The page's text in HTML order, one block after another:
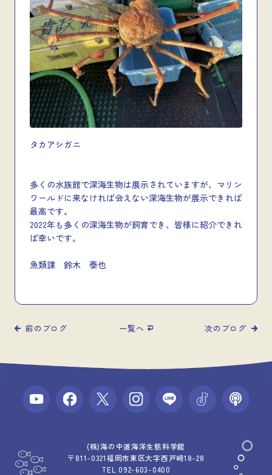
タカアシガニ
多くの水族館で深海生物は展示されていますが、マリン
ワールドに来なければ会えない深海生物が展示できれば
最高です。
2022年も多くの深海生物が飼育でき、皆様に紹介できれ
ば幸いです。
魚類課 鈴木 泰也
前のブログ 一覧へ 次のブログ
(株)海の中道海洋生態科学館
〒811-0321福岡市東区大字西戸崎18-28
TEL 092-603-0400